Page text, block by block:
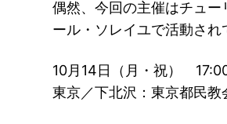
偶然、今回の主催はチュ
ール・ソレイユで活動され
10月14日（月・祝）
東京／下北沢：東京都民